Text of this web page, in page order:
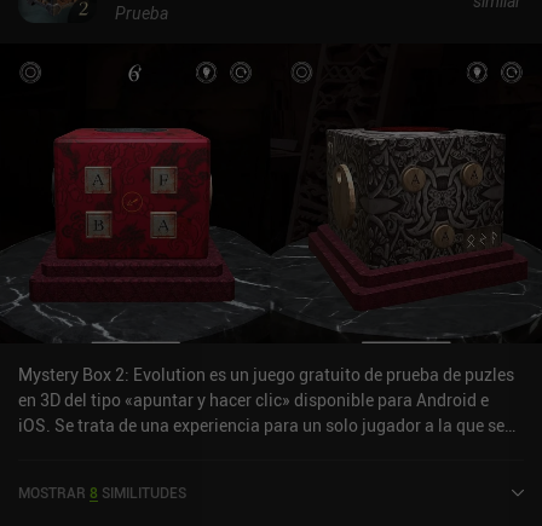
Prueba
Mystery Box 2: Evolution es un juego gratuito de prueba de puzles
en 3D del tipo «apuntar y hacer clic» disponible para Android e
iOS. Se trata de una experiencia para un solo jugador a la que se
Box 2: Evolution se lanzó en enero de 2022 y tiene actualmente
MOSTRAR 8 SIMILITUDES